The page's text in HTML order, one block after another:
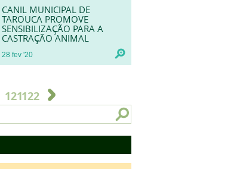
CANIL MUNICIPAL DE
TAROUCA PROMOVE
SENSIBILIZAÇÃO PARA A
CASTRAÇÃO ANIMAL
28 fev '20
121122